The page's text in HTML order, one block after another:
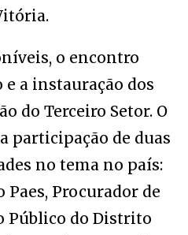
o encontro
a instauração dos
do Terceiro Setor. O
participação de duas
no tema no país:
Paes, Procurador de
Público do Distrito